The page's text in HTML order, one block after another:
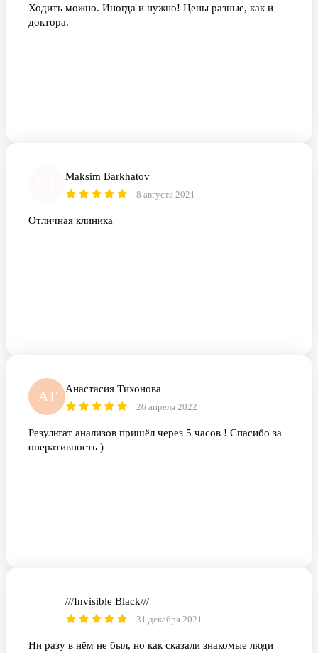
Ходить можно. Иногда и нужно! Цены разные, как и
доктора.
Maksim Barkhatov
8 августа 2021
Отличная клиника
АТ Анастасия Тихонова
26 апреля 2022
Результат анализов пришёл через 5 часов ! Спасибо за
оперативность )
///Invisible Black///
31 декабря 2021
Ни разу в нём не был, но как сказали знакомые люди